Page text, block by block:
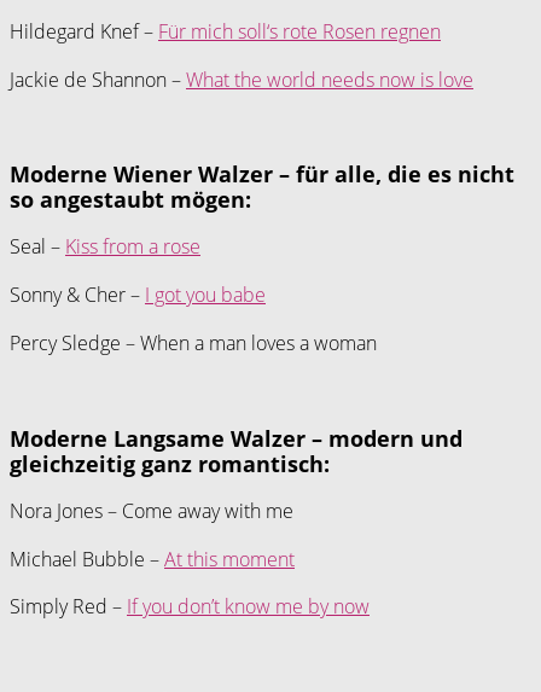
Hildegard Knef – Für mich soll‘s rote Rosen regnen
Jackie de Shannon –What the world needs now is love
Moderne Wiener Walzer – für alle, die es nicht
so angestaubt mögen:
Seal – Kiss from a rose
Sonny & Cher – I got you babe
Percy Sledge – When a man loves a woman
Moderne Langsame Walzer – modern und
gleichzeitig ganz romantisch:
Nora Jones – Come away with me
Michael Bubble –At this moment
Simply Red – If you don’t know me by now